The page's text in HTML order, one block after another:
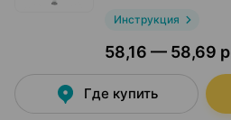
Инструкция
58,16 — 58,69
Где купить